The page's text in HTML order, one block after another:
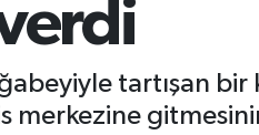
tartışan bir
merkezine